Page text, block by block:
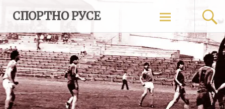
content
СПОРТНО РУСЕ